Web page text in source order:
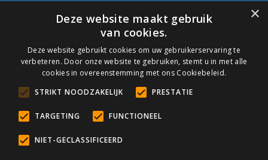
Let op! Onderhoudsproducten zijn nu af te
halen in de showroom. Er kan alleen met
contant geld betaald worden, dus geen pin.
Tel: 076-3030554
Email: info@onderhoudshop.nl
KVK: 59667419
Algemene Voorwaarden
Copyright © 2019 Onderhoud Shop
×
Deze website maakt gebruik
van cookies.
Deze website gebruikt cookies om uw gebruikerservaring te
verbeteren. Door onze website te gebruiken, stemt u in met alle
cookies in overeenstemming met ons Cookiebeleid.
STRIKT NOODZAKELIJK
PRESTATIE
TARGETING FUNCTIONEEL
NIET-GECLASSIFICEERD